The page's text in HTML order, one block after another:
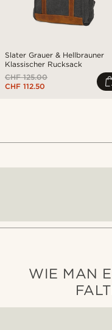
Slater Grauer & Hellbrauner
Klassischer Rucksack
CHF 125.00
CHF 112.50
WIE MAN